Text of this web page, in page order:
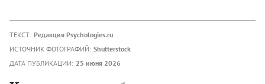
ТЕКСТ: Редакция Psychologies.ru
ИСТОЧНИК ФОТОГРАФИЙ: Shutterstock
ДАТА ПУБЛИКАЦИИ: 25 июня 2026